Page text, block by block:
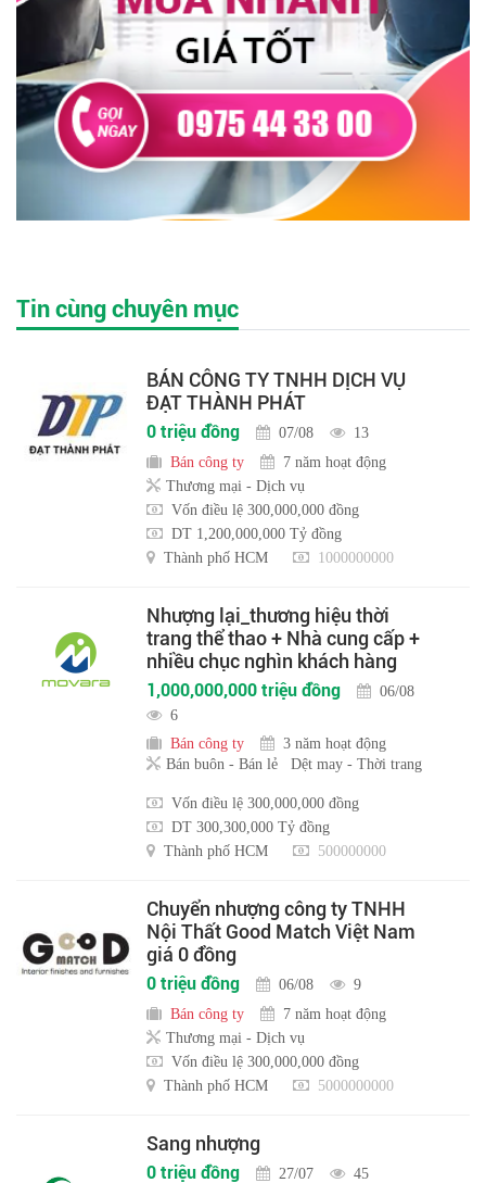
Tin cùng chuyên mục
BÁN CÔNG TY TNHH DỊCH VỤ
ĐẠT THÀNH PHÁT
0 triệu đồng 07/08
13
Bán công ty
7 năm hoạt động
Thương mại - Dịch vụ
Vốn điều lệ 300,000,000 đồng
DT 1,200,000,000 Tỷ đồng
Thành phố HCM
1000000000
Nhượng lại_thương hiệu thời
trang thể thao + Nhà cung cấp +
nhiều chục nghìn khách hàng
1,000,000,000 triệu đồng
06/08
6
Bán công ty
3 năm hoạt động
Bán buôn - Bán lẻ
Dệt may - Thời trang
Vốn điều lệ 300,000,000 đồng
DT 300,300,000 Tỷ đồng
Thành phố HCM
500000000
Chuyển nhượng công ty TNHH
Nội Thất Good Match Việt Nam
giá 0 đồng
0 triệu đồng 06/08
9
Bán công ty
7 năm hoạt động
Thương mại - Dịch vụ
Vốn điều lệ 300,000,000 đồng
Thành phố HCM
5000000000
Sang nhượng
0 triệu đồng 27/07 45